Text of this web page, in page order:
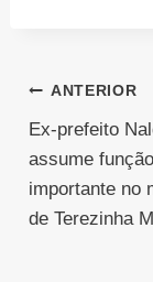
de
Post
ANTERIOR
Ex-prefeito
assume função
importante no
de Terezinha